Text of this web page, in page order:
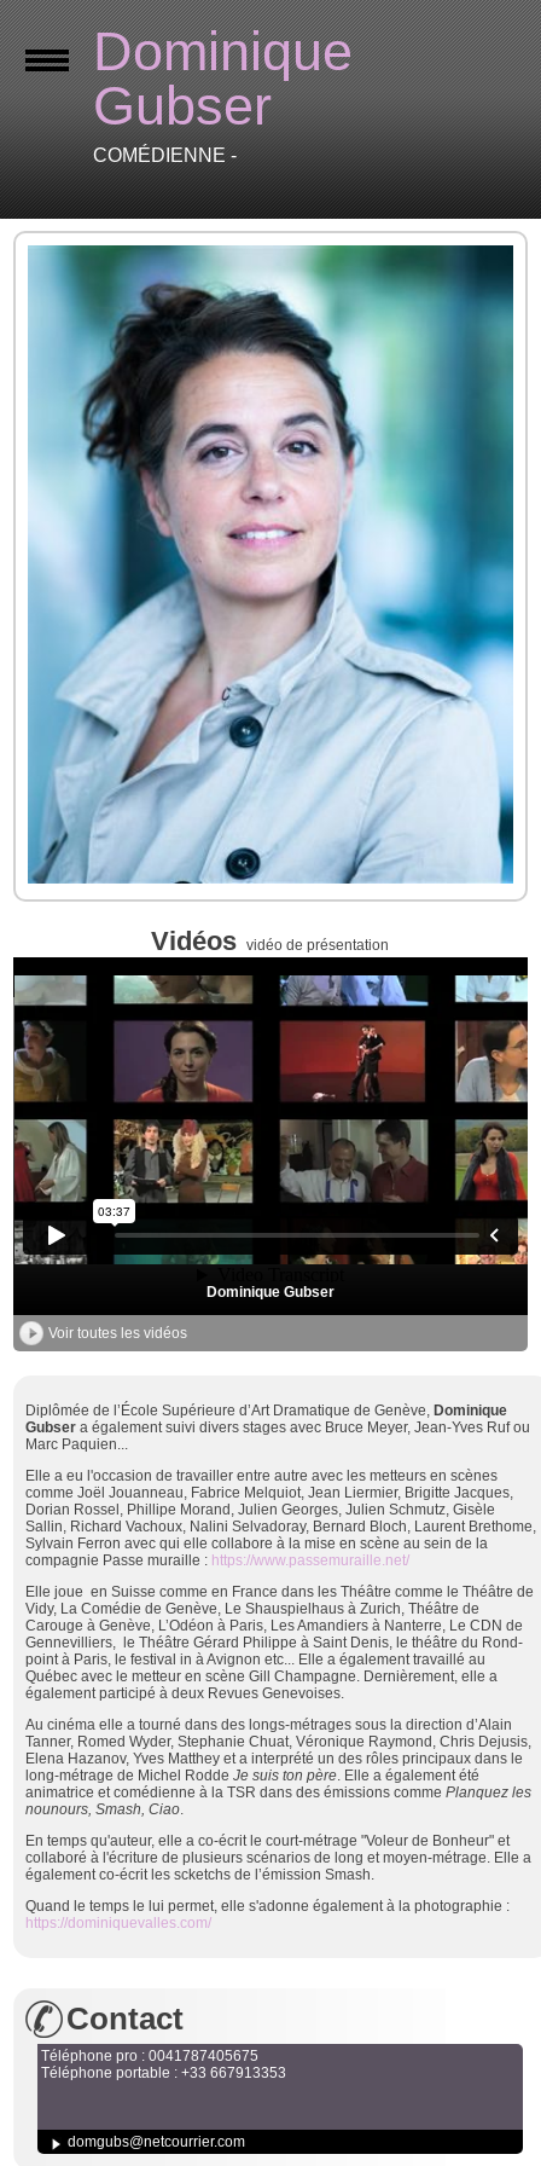
Dominique
Gubser
COMÉDIENNE -
Vidéos vidéo de présentation
Dominique Gubser
Voir toutes les vidéos
Diplômée de l’École Supérieure d’Art Dramatique de Genève,Dominique
Gubser a également suivi divers stages avec Bruce Meyer, Jean-Yves Ruf ou
Marc Paquien...
Elle a eu l'occasion de travailler entre autre avec les metteurs en scènes
comme Joël Jouanneau, Fabrice Melquiot, Jean Liermier, Brigitte Jacques,
Dorian Rossel, Phillipe Morand, Julien Georges, Julien Schmutz, Gisèle
Sallin, Richard Vachoux, Nalini Selvadoray, Bernard Bloch, Laurent Brethome,
Sylvain Ferron avec qui elle collabore à la mise en scène au sein de la
compagnie Passe muraille : https://www.passemuraille.net/
Elle joue en Suisse comme en France dans les Théâtre comme le Théâtre de
Vidy, La Comédie de Genève, Le Shauspielhaus à Zurich, Théâtre de
Carouge à Genève, L’Odéon à Paris, Les Amandiers à Nanterre, Le CDN de
Gennevilliers, le Théâtre Gérard Philippe à Saint Denis, le théâtre du Rond-
point à Paris, le festival in à Avignon etc... Elle a également travaillé au
Québec avec le metteur en scène Gill Champagne. Dernièrement, elle a
également participé à deux Revues Genevoises.
Au cinéma elle a tourné dans des longs-métrages sous la direction d’Alain
Tanner, Romed Wyder, Stephanie Chuat, Véronique Raymond, Chris Dejusis,
Elena Hazanov, Yves Matthey et a interprété un des rôles principaux dans le
long-métrage de Michel RoddeJe suis ton père . Elle a également été
animatrice et comédienne à la TSR dans des émissions commePlanquez les
nounours, Smash, Ciao
En temps qu'auteur, elle a co-écrit le court-métrage "Voleur de Bonheur" et
collaboré à l'écriture de plusieurs scénarios de long et moyen-métrage. Elle a
également co-écrit les scketchs de l’émission Smash.
Quand le temps le lui permet, elle s'adonne également à la photographie :
https://dominiquevalles.com/
Contact
Téléphone pro : 0041787405675
Téléphone portable : +33 667913353
domgubs@netcourrier.com